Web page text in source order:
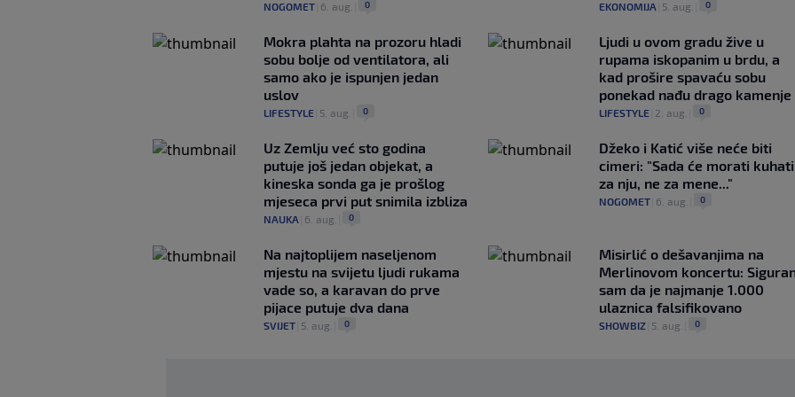
NOGOMET 6. aug. 0 EKONOMIJA 5. aug. 0
Mokra plahta na prozoru hladi
sobu bolje od ventilatora, ali
samo ako je ispunjen jedan
uslov
LIFESTYLE 5. aug. 0
Ljudi u ovom gradu žive u
rupama iskopanim u brdu, a
kad prošire spavaću sobu
ponekad nađu drago kamenje
LIFESTYLE| 2. aug. 0
Uz Zemlju već sto godina
putuje još jedan objekat, a
kineska sonda ga je prošlog
mjeseca prvi put snimila izbliza
NAUKA 6. aug. 0
Džeko i Katić više neće biti
cimeri: "Sada će morati kuhati
za nju, ne za mene..."
NOGOMET| 6. aug. 0
Na najtoplijem naseljenom
mjestu na svijetu ljudi rukama
vade so, a karavan do prve
pijace putuje dva dana
SVIJET 5. aug. 0
Misirlić o dešavanjima na
Merlinovom koncertu:
sam da je najmanje 1.000
ulaznica falsifikovano
SHOWBIZ| 5. aug. 0